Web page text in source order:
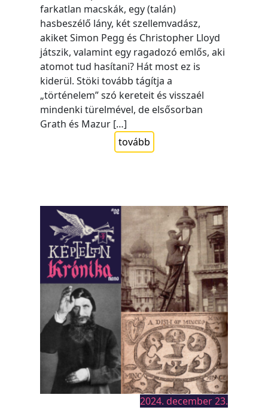
farkatlan macskák, egy (talán)
hasbeszélő lány, két szellemvadász,
akiket Simon Pegg és Christopher Lloyd
játszik, valamint egy ragadozó emlős, aki
atomot tud hasítani? Hát most ez is
kiderül. Stöki tovább tágítja a
„történelem” szó kereteit és visszaél
mindenki türelmével, de elsősorban
Grath és Mazur […]
tovább
2024. december 23.